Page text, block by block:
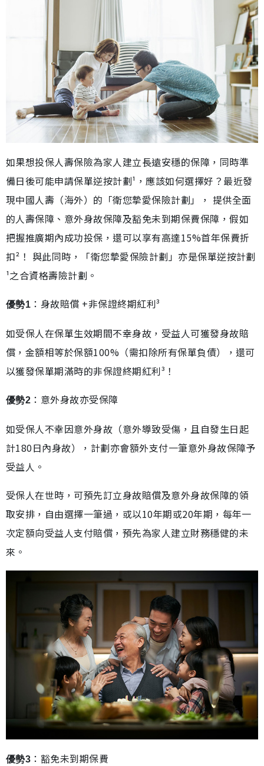
如果想投保人壽保險為家人建立長遠安穩的保障，同時準
備日後可能申請保單逆按計劃¹，應該如何選擇好？最近發
現中國人壽（海外）的「衛您摯愛保險計劃」， 提供全面
的人壽保障、意外身故保障及豁免未到期保費保障，假如
把握推廣期內成功投保，還可以享有高達15%首年保費折
扣²！ 與此同時，「衛您摯愛保險計劃」亦是保單逆按計劃
¹之合資格壽險計劃。
優勢1 ：身故賠償 +非保證終期紅利³
如受保人在保單生效期間不幸身故，受益人可獲發身故賠
償，金額相等於保額100%（需扣除所有保單負債），還可
以獲發保單期滿時的非保證終期紅利³！
優勢2 ：意外身故亦受保障
如受保人不幸因意外身故（意外導致受傷，且自發生日起
計180日內身故），計劃亦會額外支付一筆意外身故保障予
受益人。
受保人在世時，可預先訂立身故賠償及意外身故保障的領
取安排，自由選擇一筆過，或以10年期或20年期，每年一
次定額向受益人支付賠償，預先為家人建立財務穩健的未
來。
優勢3 ：豁免未到期保費